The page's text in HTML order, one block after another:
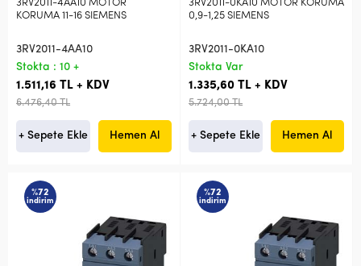
3RV2011-4AA10 MOTOR
KORUMA 11-16 SIEMENS
3RV2011-4AA10
Stokta : 10 +
1.511,16 TL + KDV
6.476,40 TL
+ Sepete Ekle Hemen Al
3RV2011-0KA10 MOTOR KORUMA
0,9-1,25 SIEMENS
3RV2011-0KA10
Stokta Var
1.335,60 TL + KDV
5.724,00 TL
+ Sepete Ekle Hemen Al
%72
indirim
%72
indirim